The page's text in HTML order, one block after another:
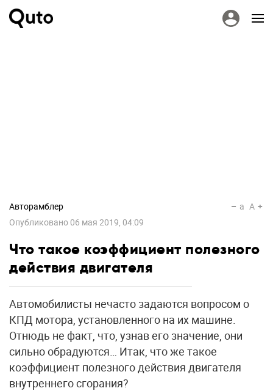
Авторамблер
Опубликовано 06 мая 2019, 04:09
a A
Что такое коэффициент полезного
действия двигателя
Автомобилисты нечасто задаются вопросом о
КПД мотора, установленного на их машине.
Отнюдь не факт, что, узнав его значение, они
сильно обрадуются… Итак, что же такое
коэффициент полезного действия двигателя
внутреннего сгорания?